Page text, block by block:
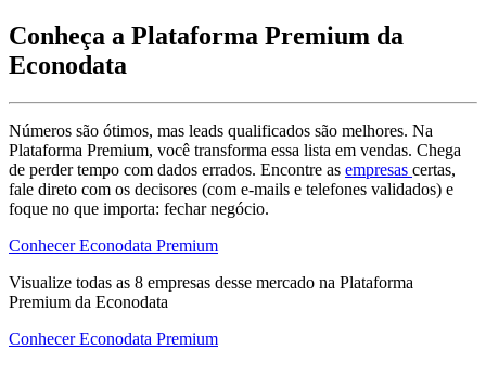
Conheça a Plataforma Premium da
Econodata
Números são ótimos, mas leads qualificados são melhores. Na
Plataforma Premium, você transforma essa lista em vendas. Chega
de perder tempo com dados errados. Encontre as empresas certas,
fale direto com os decisores (com e-mails e telefones validados) e
foque no que importa: fechar negócio.
Conhecer Econodata Premium
Visualize todas as 8 empresas desse mercado na Plataforma
Premium da Econodata
Conhecer Econodata Premium